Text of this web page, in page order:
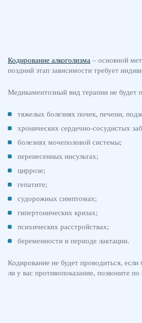
Кодирование алкоголизма – основной
поздний этап зависимости требует
Медикаментозный вид терапии не будет
тяжелых болезнях почек, печени,
хронических сердечно-сосудистых
болезнях мочеполовой системы;
перенесенных инсультах;
циррозе;
гепатите;
судорожных симптомах;
гипертонических кризах;
психических расстройствах;
беременности и периоде лактации.
Кодирование не будет проводиться,
ли у вас противопоказание, позвоните